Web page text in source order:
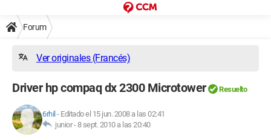
Forum
Ver originales (Francés)
Driver hp compaq dx 2300 Microtower Resuelto
6rhil - Editado el 15 jun. 2008 a las 02:41
junior -8 sept. 2010 a las 20:40